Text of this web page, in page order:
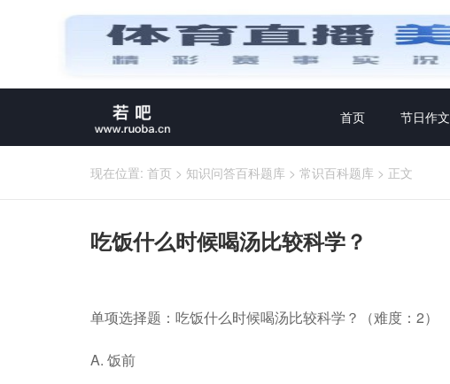
首页 节日作文
现在位置: 首页 > 知识问答百科题库 > 常识百科题库 > 正文
吃饭什么时候喝汤比较科学？
单项选择题：吃饭什么时候喝汤比较科学？（难度：2）
A. 饭前